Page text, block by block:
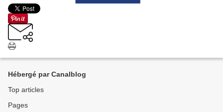
Hébergé par Canalblog
Top articles
Pages